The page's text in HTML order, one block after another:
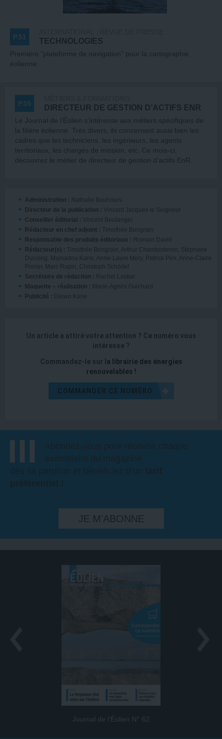
P.51 TECHNOLOGIES
Première “plateforme de navigation” pour la cartographie
éolienne.
P.55 DIRECTEUR DE GESTION D’ACTIFS ENR
Le Journal de l’Éolien s’intéresse aux métiers spécifiques de
la filière éolienne. Très divers, ils concernent aussi bien les
cadres que les techniciens, les ingénieurs, les agents
territoriaux, les chargés de mission, etc. Ce mois-ci,
découvrez le métier de directeur de gestion d’actifs EnR.
Administration :
Nathalie Bouhours
Directeur de la publication :
Vincent Jacques le Seigneur
Conseiller éditorial :
Vincent Boulanger
Rédacteur en chef adjoint :
Timothée Bongrain
Responsable des produits éditoriaux :
Romain David
Rédacteur(s) :
Timothée Bongrain, Arthur Chamboderon, Stéphane
Ducuing, Mamadou Kane, Anne-Laure Mery, Patrick Piro, Anne-Claire
Poirier, Marc Rapin, Christoph Schödel
Secrétaire de rédaction :
Rachel Laskar
Maquette – réalisation :
Marie-Agnès Guichard
Publicité :
Diewo Kane
Un article a attiré votre attention ? Ce numéro vous
intéresse ?
Commandez-le sur l a librairie des énergies
renouvelables !
COMMANDER CE NUMÉRO
JE M'ABONNE
Journal de l’Éolien N° 62